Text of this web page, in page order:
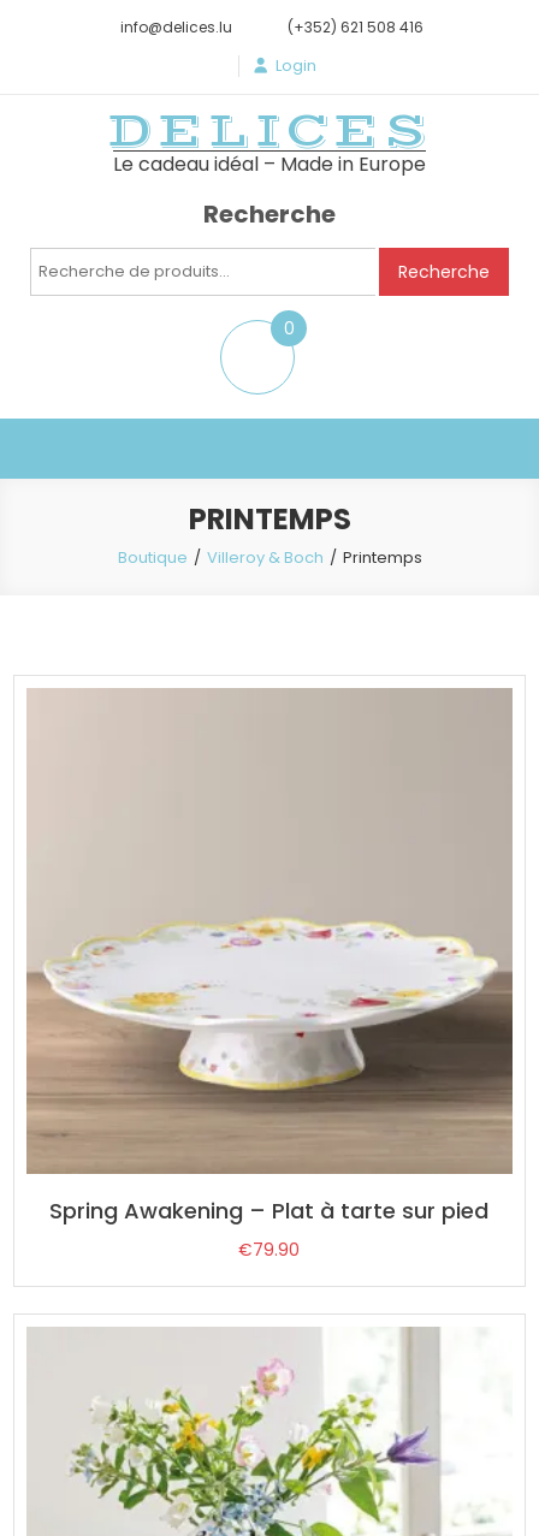
info@delices.lu (+352) 621 508 416
Login
DELICES
Le cadeau idéal – Made in Europe
Recherche
Recherche
Recherche
0
item
PRINTEMPS
Boutique Villeroy & Boch Printemps
Spring Awakening – Plat à tarte sur pied
€79.90